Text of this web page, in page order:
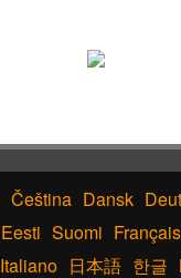
Čeština Dansk
Eesti Suomi Français
Italiano 日本語 한글